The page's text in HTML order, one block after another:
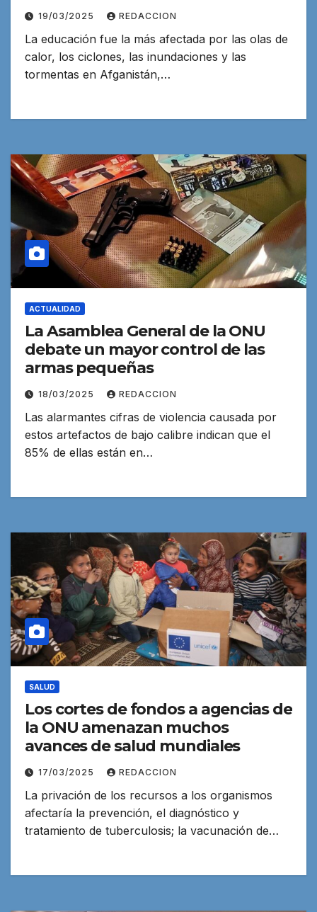
19/03/2025 REDACCION
La educación fue la más afectada por las olas de
calor, los ciclones, las inundaciones y las
tormentas en Afganistán,…
ACTUALIDAD
La Asamblea General de la ONU
debate un mayor control de las
armas pequeñas
18/03/2025 REDACCION
Las alarmantes cifras de violencia causada por
estos artefactos de bajo calibre indican que el
85% de ellas están en…
SALUD
Los cortes de fondos a agencias de
la ONU amenazan muchos
avances de salud mundiales
17/03/2025 REDACCION
La privación de los recursos a los organismos
afectaría la prevención, el diagnóstico y
tratamiento de tuberculosis; la vacunación de…